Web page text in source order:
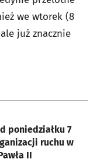
we wtorek (8
już znacznie
poniedziałku 7
ruchu w
II